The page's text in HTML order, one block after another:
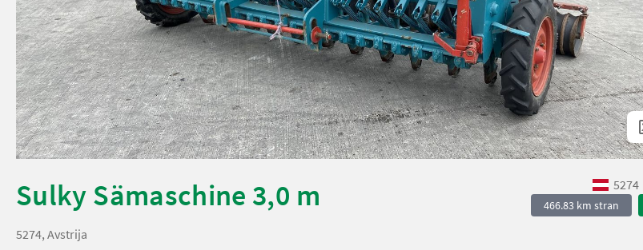
Sulky Sämaschine 3,0 m 5274
466.83 km stran
5274, Avstrija